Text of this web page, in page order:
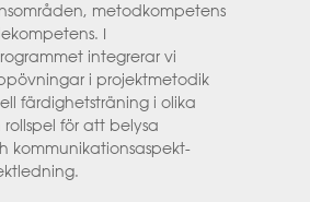
metodkompetens
I
integrerar vi
i projektmetodik
färdighetsträning i olika
för att belysa
kommunikationsaspekt‐